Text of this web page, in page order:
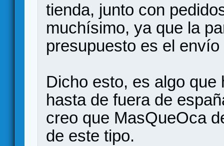
tienda, junto con
muchísimo, ya que la
presupuesto es el
Dicho esto, es algo
hasta de fuera de
creo que MasQueOca
de este tipo.